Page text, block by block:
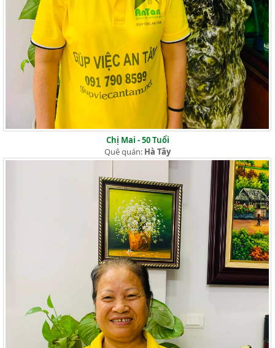
Chị Mai - 50 Tuổi
Quê quán: Hà Tây